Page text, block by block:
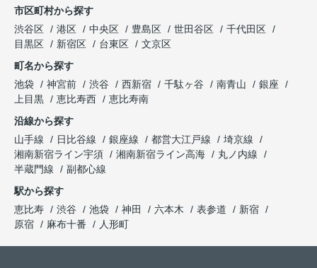
市区町村から探す
渋谷区
港区 中央区 豊島区 世田谷区
千代田区
目黒区
新宿区 台東区
文京区
町名から探す
池袋
神宮前 渋谷 西新宿 千駄ヶ谷 南青山
銀座
上目黒
恵比寿西
恵比寿南
沿線から探す
山手線
日比谷線 銀座線 都営大江戸線
埼京線
湘南新宿ライン宇須
湘南新宿ライン高海
丸ノ内線
半蔵門線
副都心線
駅から探す
恵比寿
渋谷 池袋 神田 六本木 表参道
新宿
原宿
麻布十番 人形町